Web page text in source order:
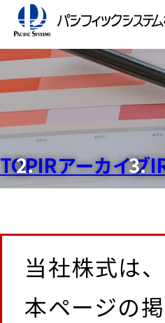
ソリューション
IRアーカイブ
会社情報
ニュース
TOPIRアーカイブ
当社株式は
本ページの